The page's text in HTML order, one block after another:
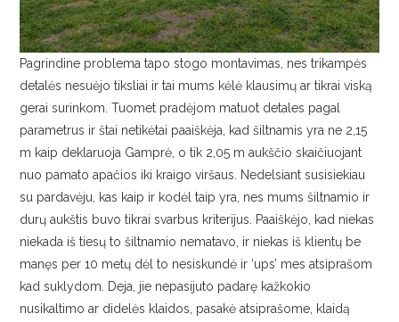
Pagrindine problema tapo stogo montavimas, nes trikampės
detalės nesuėjo tiksliai ir tai mums kėlė klausimų ar tikrai viską
gerai surinkom. Tuomet pradėjom matuot detales pagal
parametrus ir štai netikėtai paaiškėja, kad šiltnamis yra ne 2,15
m kaip deklaruoja Gamprė, o tik 2,05 m aukščio skaičiuojant
nuo pamato apačios iki kraigo viršaus. Nedelsiant susisiekiau
su pardavėju, kas kaip ir kodėl taip yra, nes mums šiltnamio ir
durų aukštis buvo tikrai svarbus kriterijus. Paaiškėjo, kad niekas
niekada iš tiesų to šiltnamio nematavo, ir niekas iš klientų be
manęs per 10 metų dėl to nesiskundė ir ‘ups’ mes atsiprašom
kad suklydom. Deja, jie nepasijuto padarę kažkokio
nusikaltimo ar didelės klaidos, pasakė atsiprašome, klaidą